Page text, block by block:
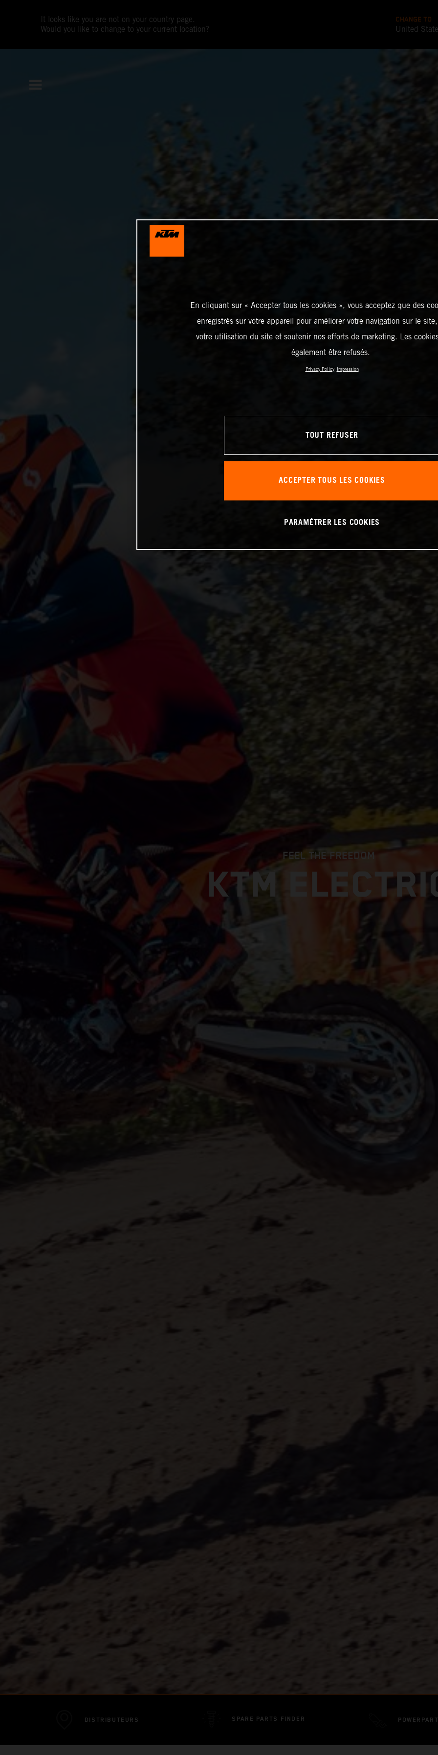
It looks like you are not on your country page.
Would you like to change to your current location?
CHANGE TO
United
FEEL THE FREEDOM
KTM
DISTRIBUTEURS SPARE PARTS FINDER
En cliquant sur « Accepter tous les cookies », vous acceptez que des
enregistrés sur votre appareil pour améliorer votre navigation sur le
votre utilisation du site et soutenir nos efforts de marketing. Les
également être refusés.
Privacy Policy Impression
TOUT REFUSER
ACCEPTER TOUS LES COOKIES
PARAMÉTRER LES COOKIES